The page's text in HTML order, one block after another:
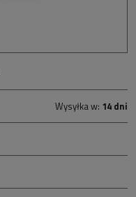
Wysyłka w: 14 dni